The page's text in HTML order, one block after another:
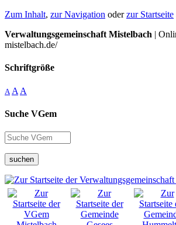
Zum Inhalt, zur Navigation oderzur Startseite
Verwaltungsgemeinschaft Mistelbach |
mistelbach.de/
Schriftgröße
A A A
Suche VGem
suchen